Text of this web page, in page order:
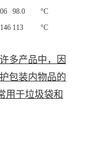
98.0
°C
113 °C
多产品中，因
包装内物品的
用于垃圾袋和